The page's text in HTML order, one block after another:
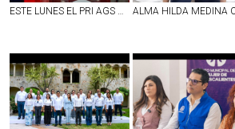
ESTE LUNES EL PRI AGS RECIBIRÁ FÓRMULAS DE ASPIRANTES A LA PRESIDENCIA Y SECRETARÍA GENERAL DEL CDE: LESLIE ATILANO